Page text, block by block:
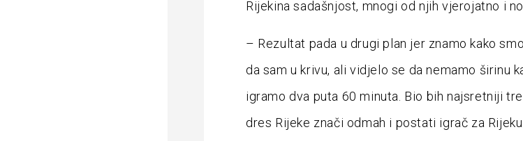
Rijekina sadašnjost, mnogi od njih vjerojatno i
– Rezultat pada u drugi plan jer znamo kako
da sam u krivu, ali vidjelo se da nemamo širinu
igramo dva puta 60 minuta. Bio bih najsretniji
dres Rijeke znači odmah i postati igrač za